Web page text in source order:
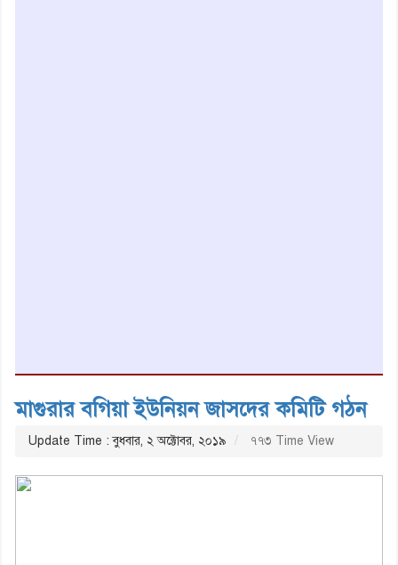
মাগুরার বগিয়া ইউনিয়ন জাসদের কমিটি গঠন
Update Time : বুধবার, ২ অক্টোবর, ২০১৯ ৭৭৩ Time View